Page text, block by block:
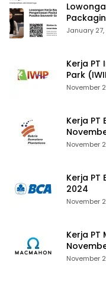
January
Kerja
Park
November
Kerja
November
Kerja
2024
November
Kerja PT
November